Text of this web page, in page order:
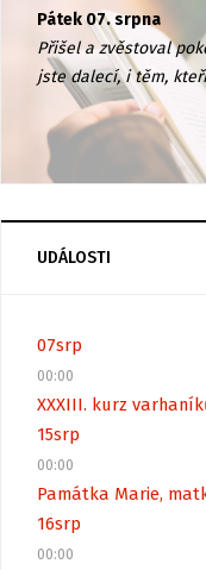
Pátek 07. srpna
Přišel a zvěstoval
jste dalecí, i těm,
UDÁLOSTI
07srp
00:00
XXXIII. kurz
15srp
00:00
Památka Marie,
16srp
00:00